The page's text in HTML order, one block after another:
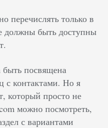
перечислять только в
должны быть доступны
быть посвящена
с контактами. Но я
который просто не
можно посмотреть,
с вариантами